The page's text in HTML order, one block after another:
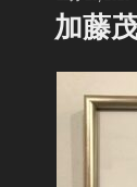
稿
日:
加藤